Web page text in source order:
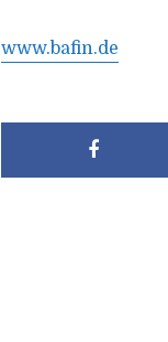
www.bafin.de